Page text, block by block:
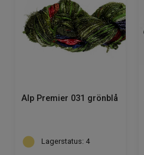
Alp Premier 031 grönblå
Lagerstatus: 4